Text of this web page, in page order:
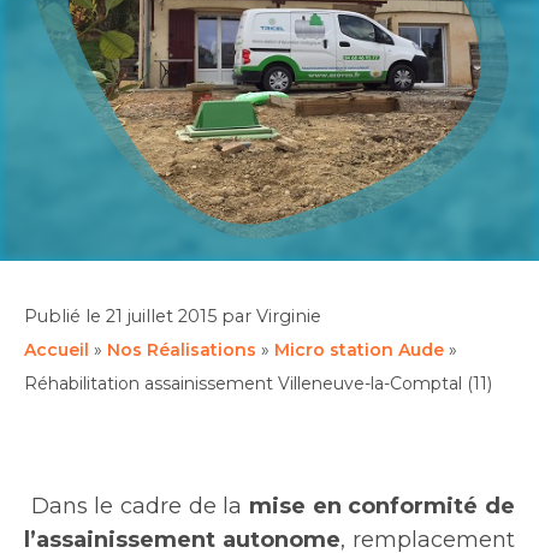
Publié le 21 juillet 2015 par Virginie
Accueil » Nos Réalisations » Micro station Aude »
Réhabilitation assainissement Villeneuve-la-Comptal (11)
Dans le cadre de la mise en conformité de
l’assainissement autonome, remplacement